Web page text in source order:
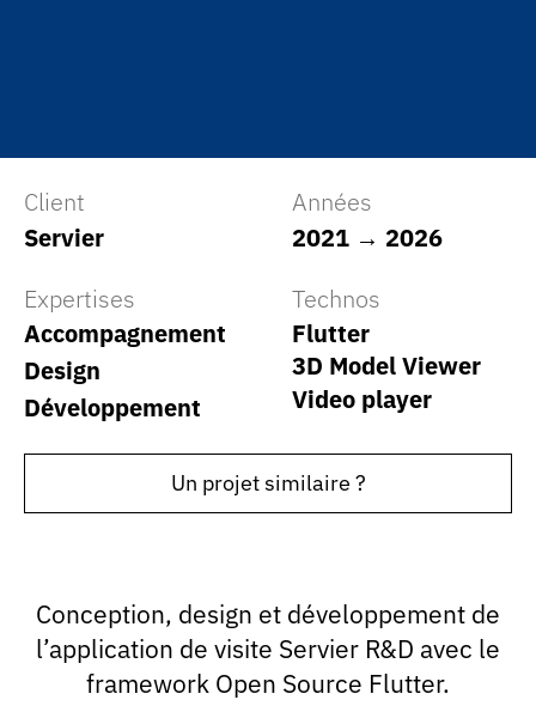
Client
Servier
Expertises
Accompagnement
Design
Développement
Technos
Flutter
3D Model Viewer
Video player
Années
2021 → 2026
Un projet similaire ?
Conception, design et développement de
l’application de visite Servier R&D avec le
framework Open Source Flutter.